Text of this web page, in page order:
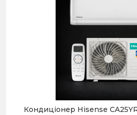
Кондиціонер Hisense